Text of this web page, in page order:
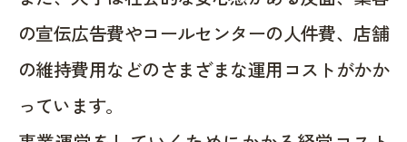
の宣伝広告費やコールセンターの人件費、店舗
の維持費用などのさまざまな運用コストがかか
っています。